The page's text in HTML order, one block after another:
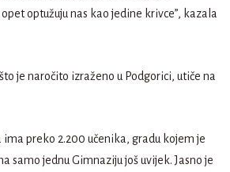
optužuju nas kao jedine krivce”, kazala
je naročito izraženo u Podgorici, utiče na
ima preko 2.200 učenika, gradu kojem je
samo jednu Gimnaziju još uvijek. Jasno je